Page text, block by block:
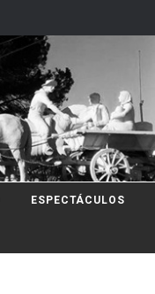
ESPECTÁCULOS